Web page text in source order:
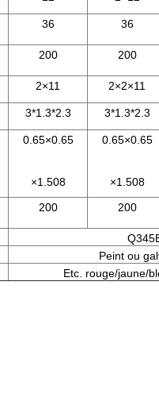
36 36
200 200
2×11 2×2×11
3*1.3*2.3 3*1.3*2.3
0.65×0.65
×1.508
0.65×0.65
×1.508
200 200
Peint ou
Etc. rouge/jaune/